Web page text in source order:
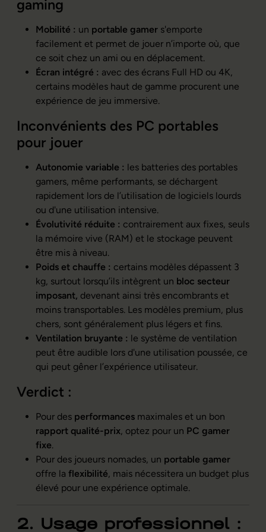
gaming
Mobilité : un portable gamer s'emporte
facilement et permet de jouer n’importe où, que
ce soit chez un ami ou en déplacement.
Écran intégré : avec des écrans Full HD ou 4K,
certains modèles haut de gamme procurent une
expérience de jeu immersive.
Inconvénients des PC portables
pour jouer
Autonomie variable : les batteries des portables
gamers, même performants, se déchargent
rapidement lors de l’utilisation de logiciels lourds
ou d'une utilisation intensive.
Évolutivité réduite : contrairement aux fixes, seuls
la mémoire vive (RAM) et le stockage peuvent
être mis à niveau.
Poids et chauffe : certains modèles dépassent 3
kg, surtout lorsqu’ils intègrent un bloc secteur
imposant, devenant ainsi très encombrants et
moins transportables. Les modèles premium, plus
chers, sont généralement plus légers et fins.
Ventilation bruyante : le système de ventilation
peut être audible lors d'une utilisation poussée, ce
qui peut gêner l’expérience utilisateur.
Verdict :
Pour des performances maximales et un bon
rapport qualité-prix, optez pour un PC gamer
fixe.
Pour des joueurs nomades, un portable gamer
offre la flexibilité, mais nécessitera un budget plus
élevé pour une expérience optimale.
2. Usage professionnel :